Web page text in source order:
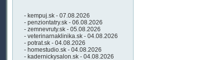
- kempuj.sk - 07.08.2026
- penziontatry.sk - 06.08.2026
- zemnevruty.sk - 05.08.2026
- veterinarnaklinika.sk - 04.08.2026
- potrat.sk - 04.08.2026
- homestudio.sk - 04.08.2026
- kadernickysalon.sk - 04.08.2026